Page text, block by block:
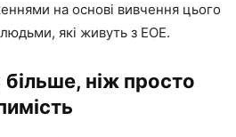
на основі вивчення цього
які живуть з EOE.
більше, ніж просто